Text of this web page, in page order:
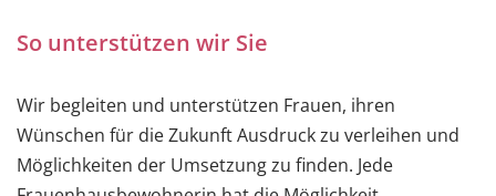
So unterstützen wir Sie
Wir begleiten und unterstützen Frauen, ihren
Wünschen für die Zukunft Ausdruck zu verleihen und
Möglichkeiten der Umsetzung zu finden. Jede